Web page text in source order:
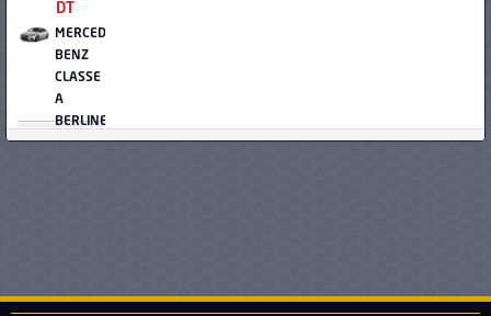
DT
MERCEDES-
BENZ
CLASSE
A
BERLINE
ACCORD